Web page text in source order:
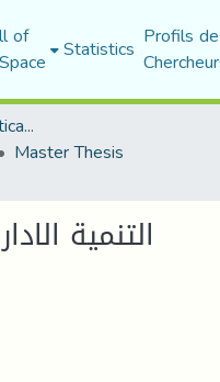
of Statistics Profils
Faculty of Law and Political Science
Master Thesis
التنمية